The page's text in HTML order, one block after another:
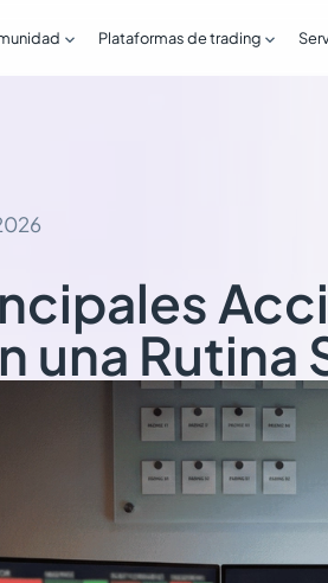
 Plataformas de trading
una Rutina